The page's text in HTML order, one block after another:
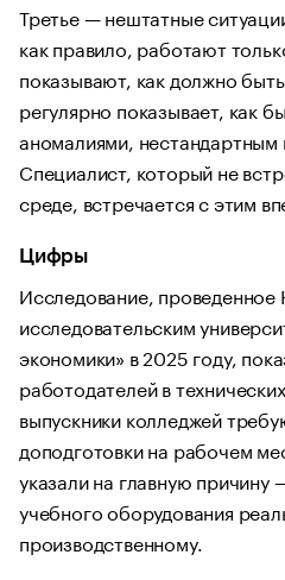
Третье — нештатные
как правило, работают
показывают, как должно
регулярно показывает, как
аномалиями,
Специалист, который не
среде, встречается с этим
Цифры
Исследование,
исследовательским
экономики» в 2025 году,
работодателей в
выпускники колледжей
доподготовки на рабочем
указали на главную причину
учебного оборудования
производственному.